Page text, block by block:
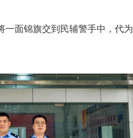
一面锦旗交到民辅警手中，代为